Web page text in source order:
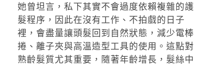
她曾坦言，私下其實不會過度依賴複雜的護
髮程序，因此在沒有工作、不拍戲的日子
裡，會盡量讓頭髮回到自然狀態，減少電棒
捲、離子夾與高溫造型工具的使用。這點對
熟齡髮質尤其重要，隨著年齡增長，髮絲中